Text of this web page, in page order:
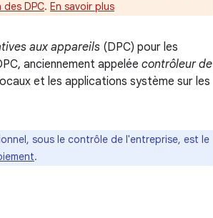
DPC. En savoir plus
aux appareils (DPC) pour les
anciennement appelée contrôleur de
et les applications système sur les
sous le contrôle de l'entreprise, est le
.